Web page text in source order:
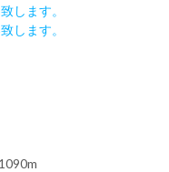
します。
します。